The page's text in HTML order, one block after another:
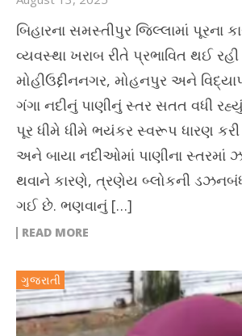
બિહારના સમસ્તીપુર જિલ્લામાં પૂરના
વ્યવસ્થા ખરાબ રીતે પ્રભાવિત થઈ
મોહીઉદ્દીનનગર, મોહનપુર અને
ગંગા નદીનું પાણીનું સ્તર સતત વધી
પૂર ધીમે ધીમે ભયંકર સ્વરૂપ ધારણ
અને બાયા નદીઓમાં પાણીના સ્તરમાં
થવાને કારણે, ત્રણેય બ્લોકની
ગઈ છે. ભણવાનું […]
READ MORE
ગુજરાતી